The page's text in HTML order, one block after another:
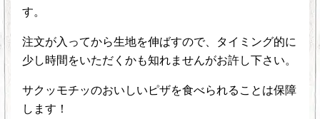
す。
注文が入ってから生地を伸ばすので、タイミング的に
少し時間をいただくかも知れませんがお許し下さい。
サクッモチッのおいしいピザを食べられることは保障
します！